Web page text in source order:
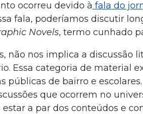
ocorreu devido à fala do
fala, poderíamos discutir
Novels, termo cunhado
não nos implica a discussão
Essa categoria de material
públicas de bairro e
que ocorrem no
estar a par dos conteúdos e